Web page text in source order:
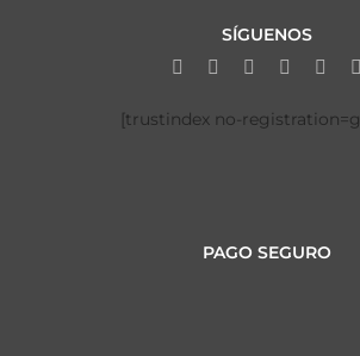
SÍGUENOS
[trustindex no-
PAGO SEGURO